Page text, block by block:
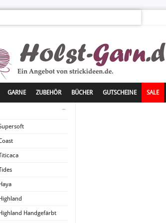
GARNE ZUBEHÖR BÜCHER GUTSCHEINE SALE
Handgefärbt